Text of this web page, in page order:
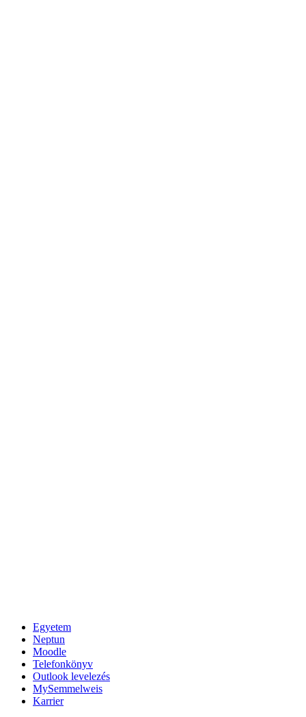
Egyetem
Neptun
Moodle
Telefonkönyv
Outlook levelezés
MySemmelweis
Karrier